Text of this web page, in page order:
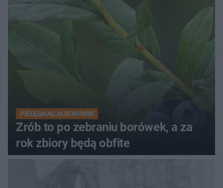
PIELĘGNACJA BORÓWKI
Zrób to po zebraniu borówek, a za
rok zbiory będą obfite